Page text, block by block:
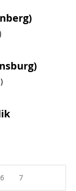
6 7